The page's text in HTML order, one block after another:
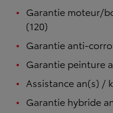
Garantie moteur/
(120)
Garantie anti-
Garantie peinture
Assistance an(s) /
Garantie hybride